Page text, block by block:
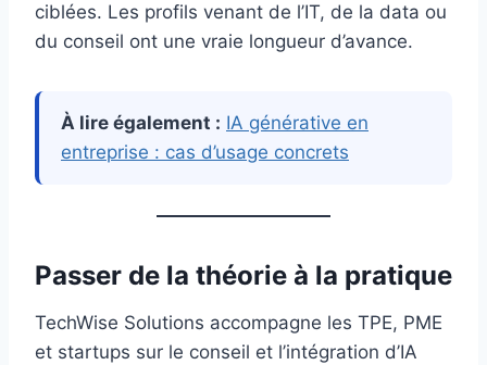
ciblées. Les profils venant de l’IT, de la data ou
du conseil ont une vraie longueur d’avance.
À lire également : IA générative en
entreprise : cas d’usage concrets
Passer de la théorie à la pratique
TechWise Solutions accompagne les TPE, PME
et startups sur le conseil et l’intégration d’IA